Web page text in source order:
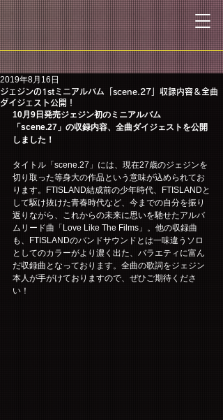
ジェジンの1stミニアルバム「scene.27」収録内容＆全曲
ダイジェスト公開！
2019年8月16日
10月9日発売ジェジン初のミニアルバム
「scene.27」の収録内容、全曲ダイジェストを公開
しました！
タイトル「scene.27」には、現在27歳のジェジンを
切り取った等身大の作品という意味が込められてお
ります。FTISLAND結成前の少年時代、FTISLANDと
して駆け抜けた青春時代など、今までの自分を振り
返りながら、これからの未来に思いを馳せたアルバ
ムリード曲「Love Like The Films」。他の収録曲
も、FTISLANDのバンドサウンドとは一味違うソロ
としてのカラーがより濃く出た、バラエティに富ん
だ収録曲となっております。全曲の歌詞をジェジン
本人が手がけておりますので、ぜひご期待くださ
い！